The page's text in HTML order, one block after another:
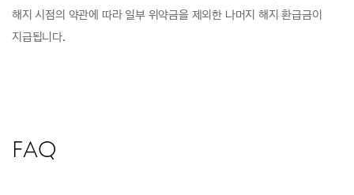
해지 시점의 약관에 따라 일부 위약금을 제외한 나머지 해지 환급금이
지급됩니다.
FAQ